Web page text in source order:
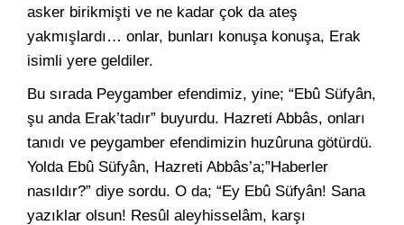
asker birikmişti ve ne kadar çok da ateş
yakmışlardı… onlar, bunları konuşa konuşa, Erak
isimli yere geldiler.
Bu sırada Peygamber efendimiz, yine; “Ebû Süfyân,
şu anda Erak’tadır” buyurdu. Hazreti Abbâs, onları
tanıdı ve peygamber efendimizin huzûruna götürdü.
Yolda Ebû Süfyân, Hazreti Abbâs’a;”Haberler
nasıldır?” diye sordu. O da; “Ey Ebû Süfyân! Sana
yazıklar olsun! Resûl aleyhisselâm, karşı